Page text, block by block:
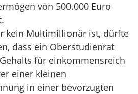
von 500.000 Euro
kein Multimillionär ist, dürfte
dass ein Oberstudienrat
für einkommensreich
einer kleinen
in einer bevorzugten